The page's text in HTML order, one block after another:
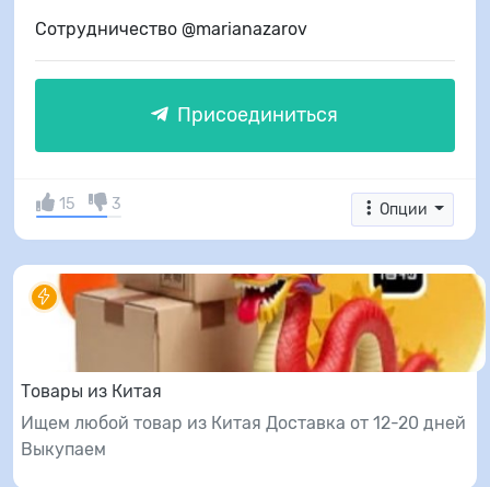
Сотрудничество @marianazarov
Присоединиться
Опции
15 3
Товары из Китая
Ищем любой товар из Китая Доставка от 12-20 дней
Выкупаем